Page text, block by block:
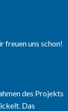
freuen uns schon!
des Projekts
Das